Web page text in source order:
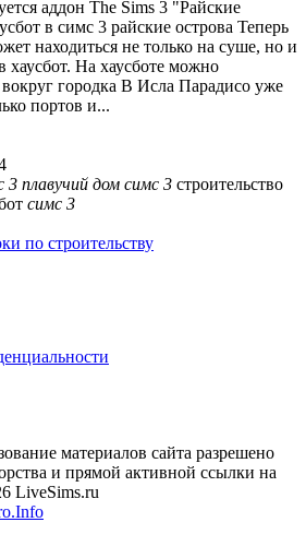
аддон The Sims 3 "Райские
в симс 3 райские острова Теперь
находиться не только на суше, но и
хаусбот. На хаусботе можно
вокруг городка В Исла Парадисо уже
портов и...
3 плавучий дом симс 3 строительство
симс 3
по строительству
материалов сайта разрешено
и прямой активной ссылки на
LiveSims.ru